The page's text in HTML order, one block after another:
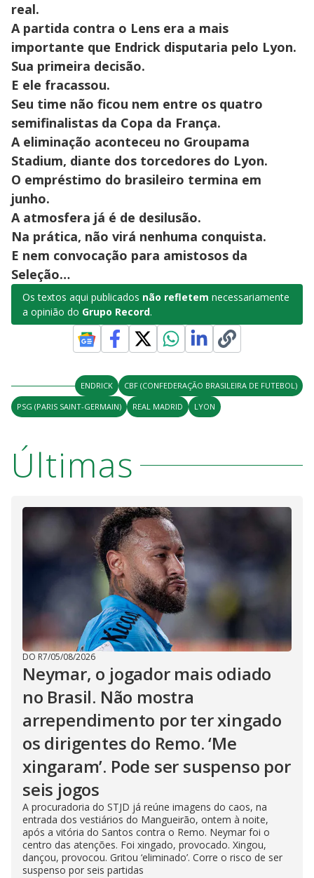
real.
A partida contra o Lens era a mais
importante que Endrick disputaria pelo Lyon.
Sua primeira decisão.
E ele fracassou.
Seu time não ficou nem entre os quatro
semifinalistas da Copa da França.
A eliminação aconteceu no Groupama
Stadium, diante dos torcedores do Lyon.
O empréstimo do brasileiro termina em
junho.
A atmosfera já é de desilusão.
Na prática, não virá nenhuma conquista.
E nem convocação para amistosos da
Seleção…
Os textos aqui publicados não refletem necessariamente
a opinião do Grupo Record.
ENDRICK
CBF (CONFEDERAÇÃO BRASILEIRA DE FUTEBOL)
PSG (PARIS SAINT-GERMAIN)
REAL MADRID LYON
Últimas
DO R7/05/08/2026
Neymar, o jogador mais odiado
no Brasil. Não mostra
arrependimento por ter xingado
os dirigentes do Remo. ‘Me
xingaram’. Pode ser suspenso por
seis jogos
A procuradoria do STJD já reúne imagens do caos, na
entrada dos vestiários do Mangueirão, ontem à noite,
após a vitória do Santos contra o Remo. Neymar foi o
centro das atenções. Foi xingado, provocado. Xingou,
dançou, provocou. Gritou ‘eliminado’. Corre o risco de ser
suspenso por seis partidas